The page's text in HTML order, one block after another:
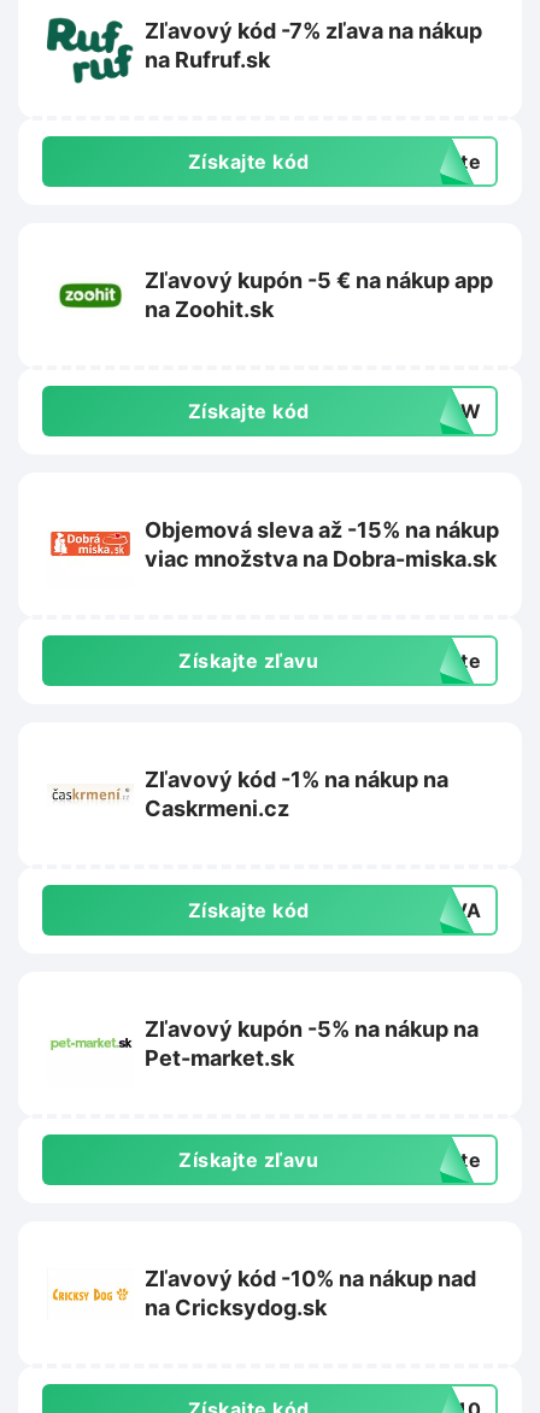
Zľavový kód -7% zľava na nákup
na Rufruf.sk
Získajte kód exte
Zľavový kupón -5 € na nákup app
na Zoohit.sk
Získajte kód -NEW
Objemová sleva až -15% na nákup
viac množstva na Dobra-miska.sk
Získajte zľavu exte
Zľavový kód -1% na nákup na
Caskrmeni.cz
Získajte kód LEVA
Zľavový kupón -5% na nákup na
Pet-market.sk
Získajte zľavu exte
Zľavový kód -10% na nákup nad
na Cricksydog.sk